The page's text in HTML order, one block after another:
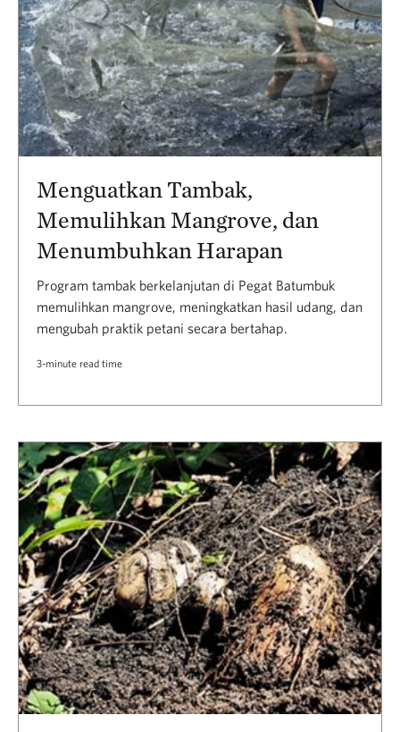
Menguatkan Tambak,
Memulihkan Mangrove, dan
Menumbuhkan Harapan
Program tambak berkelanjutan di Pegat Batumbuk
memulihkan mangrove, meningkatkan hasil udang, dan
mengubah praktik petani secara bertahap.
3-minute read time